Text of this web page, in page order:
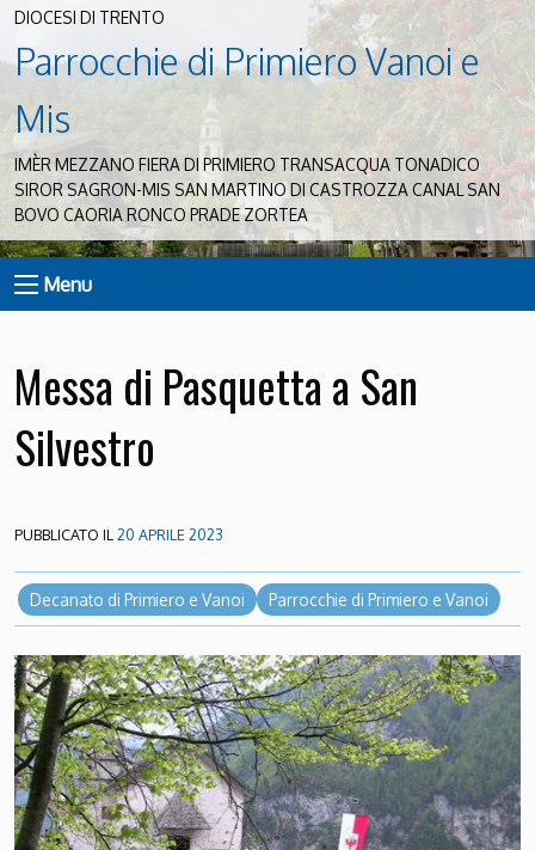
DIOCESI DI TRENTO
Parrocchie di Primiero Vanoi e
Mis
IMÈR MEZZANO FIERA DI PRIMIERO TRANSACQUA TONADICO
SIROR SAGRON-MIS SAN MARTINO DI CASTROZZA CANAL SAN
BOVO CAORIA RONCO PRADE ZORTEA
Menu
Messa di Pasquetta a San
Silvestro
PUBBLICATO IL20 APRILE 2023
Decanato di Primiero e Vanoi Parrocchie di Primiero e Vanoi